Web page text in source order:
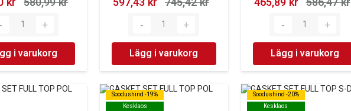
i varukorg Lägg i varukorg Lägg i varukorg
Soodushind -19%
Kesklaos
Soodushind -19%
Kesklaos
Soodushind -20%
Kesklaos
Soodushind -20%
Kesklaos